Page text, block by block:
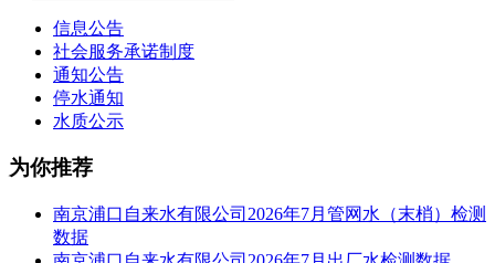
信息公告
社会服务承诺制度
通知公告
停水通知
水质公示
为你推荐
南京浦口自来水有限公司2026年7月管网水（末梢）检测
数据